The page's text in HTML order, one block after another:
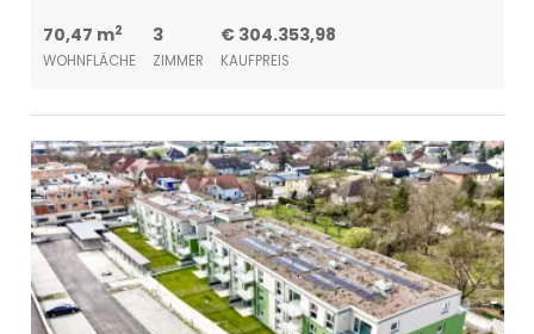
70,47 m2
WOHNFLÄCHE
3
ZIMMER
€ 304.353,98
KAUFPREIS